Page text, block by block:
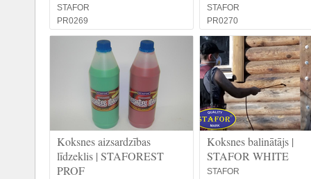
STAFOR
PR0269
STAFOR
PR0270
Koksnes aizsardzības
līdzeklis | STAFOREST
PROF
Koksnes balinātājs |
STAFOR WHITE
STAFOR